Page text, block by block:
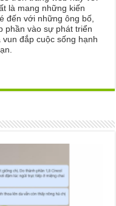
là mang những kiến
đến với những ông bố,
phần vào sự phát triển
đắp cuộc sống hạnh